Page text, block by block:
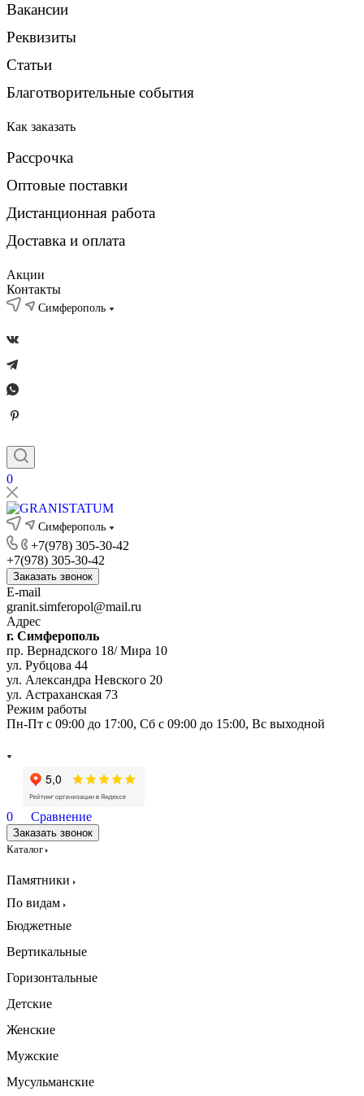
Вакансии
Реквизиты
Статьи
Благотворительные события
Как заказать
Рассрочка
Оптовые поставки
Дистанционная работа
Доставка и оплата
Акции
Контакты
Симферополь
0
Симферополь
+7(978) 305-30-42
+7(978) 305-30-42
Заказать звонок
E-mail
granit.simferopol@mail.ru
Адрес
г. Симферополь
пр. Вернадского 18/ Мира 10
ул. Рубцова 44
ул. Александра Невского 20
ул. Астраханская 73
Режим работы
Пн-Пт с 09:00 до 17:00, Сб с 09:00 до 15:00, Вс выходной
0 Сравнение
Заказать звонок
Каталог
Памятники
По видам
Бюджетные
Вертикальные
Горизонтальные
Детские
Женские
Мужские
Мусульманские